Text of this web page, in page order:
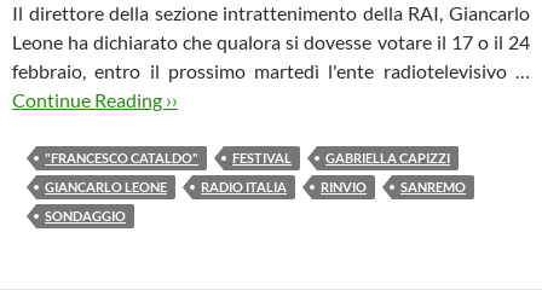
Il direttore della sezione intrattenimento della RAI, Giancarlo
Leone ha dichiarato che qualora si dovesse votare il 17 o il 24
febbraio, entro il prossimo martedì l'ente radiotelevisivo …
Continue Reading ››
"FRANCESCO CATALDO" FESTIVAL
GABRIELLA CAPIZZI
GIANCARLO LEONE
RADIO ITALIA RINVIO
SANREMO
SONDAGGIO